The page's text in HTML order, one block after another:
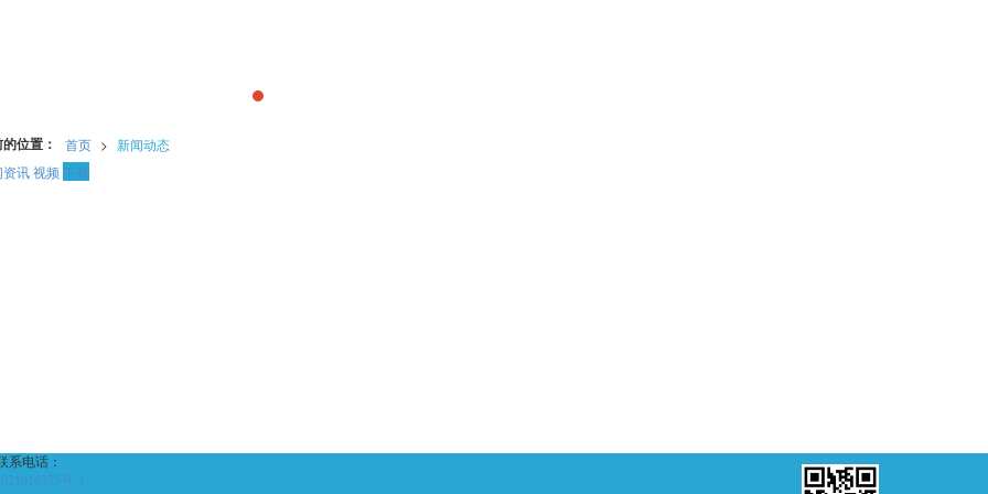
位置： 首页 > 新闻动态
讯 视频 下载
系电话：
号-1